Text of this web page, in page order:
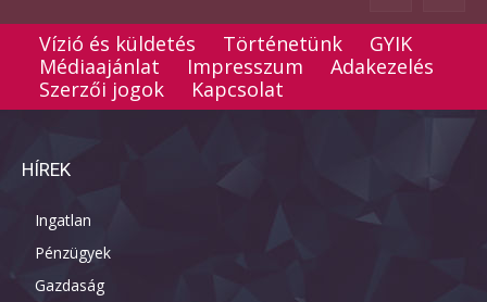
Vízió és küldetés Történetünk
GYIK
Médiaajánlat
Impresszum
Adakezelés
Szerzői jogok
Kapcsolat
HÍREK
Ingatlan
Pénzügyek
Gazdaság